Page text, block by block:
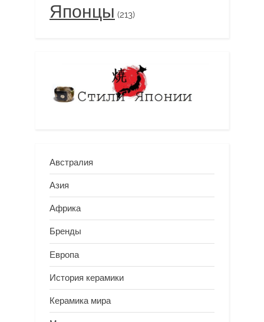
Японцы (213)
Австралия
Азия
Африка
Бренды
Европа
История керамики
Керамика мира